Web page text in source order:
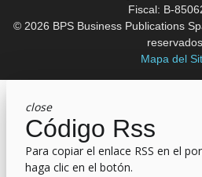
Fiscal: B-
© 2026 BPS Business Publications
reservados.
Mapa del
close
Código Rss
Para copiar el enlace RSS en el
haga clic en el botón.